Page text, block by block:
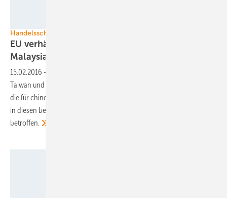
Handelsschranken für chinesische Module
EU verhängt Zölle auf Module aus Taiwan und
Malaysia
15.02.2016 -
Taiwan und Malaysia mit Antisubventions- und Antidumpingzöllen,
die für chinesische Waren gelten. Hersteller, die ihre Ware tatsächlich
in diesen beiden Ländern produzieren, sind davon nicht
betroffen.